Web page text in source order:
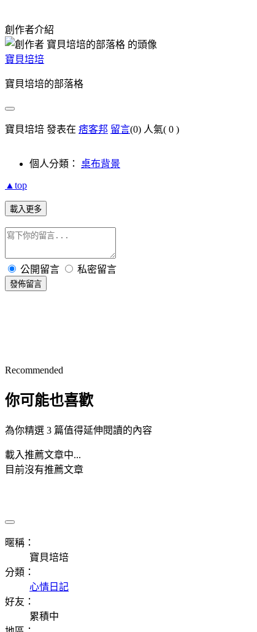
創作者介紹
寶貝培培
寶貝培培的部落格
寶貝培培 發表在 痞客邦 留言(0) 人氣( 0 )
個人分類： 桌布背景
▲top
載入更多
公開留言 私密留言
發佈留言
Recommended
你可能也喜歡
為你精選 3 篇值得延伸閱讀的內容
載入推薦文章中...
目前沒有推薦文章
暱稱：
寶貝培培
分類：
心情日記
好友：
累積中